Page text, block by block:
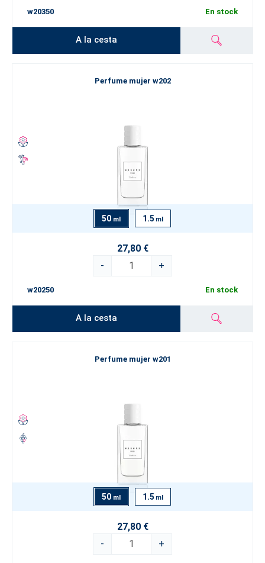
w20350 En stock
A la cesta
Perfume mujer w202
50 ml 1.5 ml
27,80 €
-
+
w20250 En stock
A la cesta
Perfume mujer w201
50 ml 1.5 ml
27,80 €
-
+